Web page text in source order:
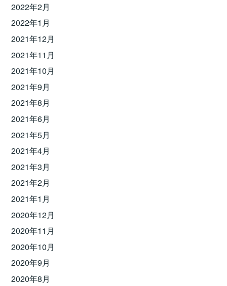
2022年2月
2022年1月
2021年12月
2021年11月
2021年10月
2021年9月
2021年8月
2021年6月
2021年5月
2021年4月
2021年3月
2021年2月
2021年1月
2020年12月
2020年11月
2020年10月
2020年9月
2020年8月